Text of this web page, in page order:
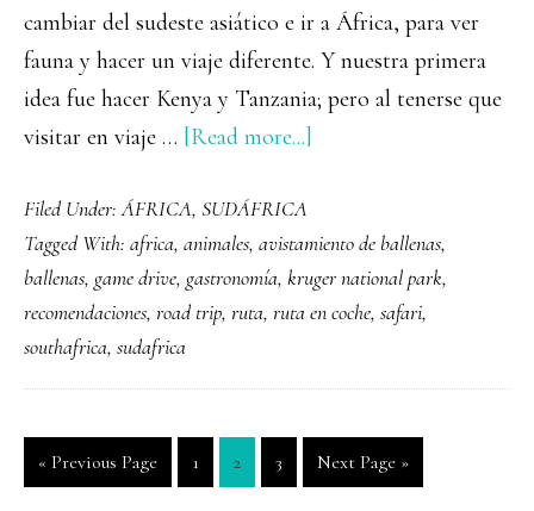
cambiar del sudeste asiático e ir a África, para ver
fauna y hacer un viaje diferente. Y nuestra primera
idea fue hacer Kenya y Tanzania; pero al tenerse que
visitar en viaje … [Read more...]
para
viajar
a
Filed Under:ÁFRICA, SUDÁFRICA
Tagged With: africa, animales, avistamiento de ballenas,
ballenas, game drive, gastronomía, kruger national park,
recomendaciones, road trip, ruta, ruta en coche, safari,
southafrica, sudafrica
« Go
to
Previous Page
Go
to
1
Go
to
2
Go
to
3
Go
to
Next Page »